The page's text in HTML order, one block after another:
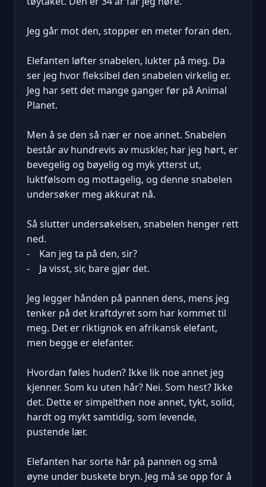
Jeg går mot den, stopper en meter foran den.
Elefanten løfter snabelen, lukter på meg. Da
ser jeg hvor fleksibel den snabelen virkelig er.
Jeg har sett det mange ganger før på Animal
Planet.
Men å se den så nær er noe annet. Snabelen
består av hundrevis av muskler, har jeg hørt, er
bevegelig og bøyelig og myk ytterst ut,
luktfølsom og mottagelig, og denne snabelen
undersøker meg akkurat nå.
Så slutter undersøkelsen, snabelen henger rett
ned.
- Kan jeg ta på den, sir?
- Ja visst, sir, bare gjør det.
Jeg legger hånden på pannen dens, mens jeg
tenker på det kraftdyret som har kommet til
meg. Det er riktignok en afrikansk elefant,
men begge er elefanter.
Hvordan føles huden? Ikke lik noe annet jeg
kjenner. Som ku uten hår? Nei. Som hest? Ikke
det. Dette er simpelthen noe annet, tykt, solid,
hardt og mykt samtidig, som levende,
pustende lær.
Elefanten har sorte hår på pannen og små
øyne under buskete bryn. Jeg må se opp for å